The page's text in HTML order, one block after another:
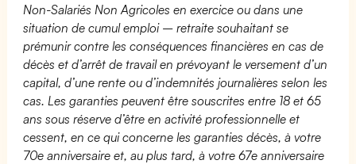
Non-Salariés Non Agricoles en exercice ou dans une
situation de cumul emploi – retraite souhaitant se
prémunir contre les conséquences financières en cas de
décès et d’arrêt de travail en prévoyant le versement d’un
capital, d’une rente ou d’indemnités journalières selon les
cas. Les garanties peuvent être souscrites entre 18 et 65
ans sous réserve d’être en activité professionnelle et
cessent, en ce qui concerne les garanties décès, à votre
70e anniversaire et, au plus tard, à votre 67e anniversaire